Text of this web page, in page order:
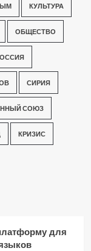
КУЛЬТУРА
ОБЩЕСТВО
СИРИЯ
СОЮЗ
КРИЗИС
для